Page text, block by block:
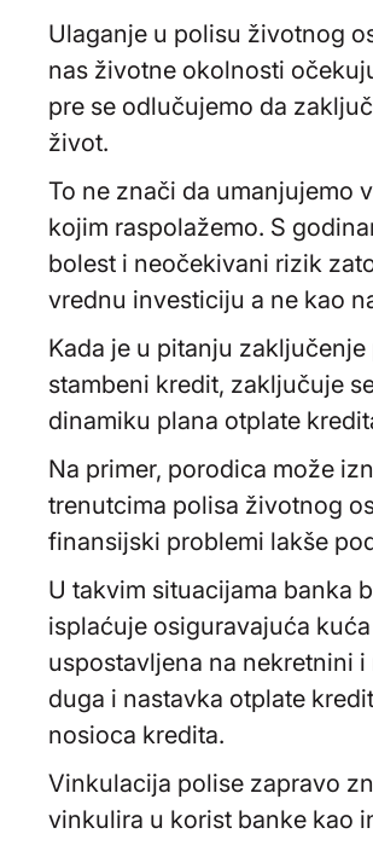
Ulaganje u polisu životnog
nas životne okolnosti
pre se odlučujemo da
život.
To ne znači da umanjujemo
kojim raspolažemo. S
bolest i neočekivani rizik
vrednu investiciju a ne kao
Kada je u pitanju
stambeni kredit, zaključuje
dinamiku plana otplate
Na primer, porodica može
trenutcima polisa životnog
finansijski problemi lakše
U takvim situacijama banka
isplaćuje osiguravajuća
uspostavljena na nekretnini
duga i nastavka otplate
nosioca kredita.
Vinkulacija polise zapravo
vinkulira u korist banke kao